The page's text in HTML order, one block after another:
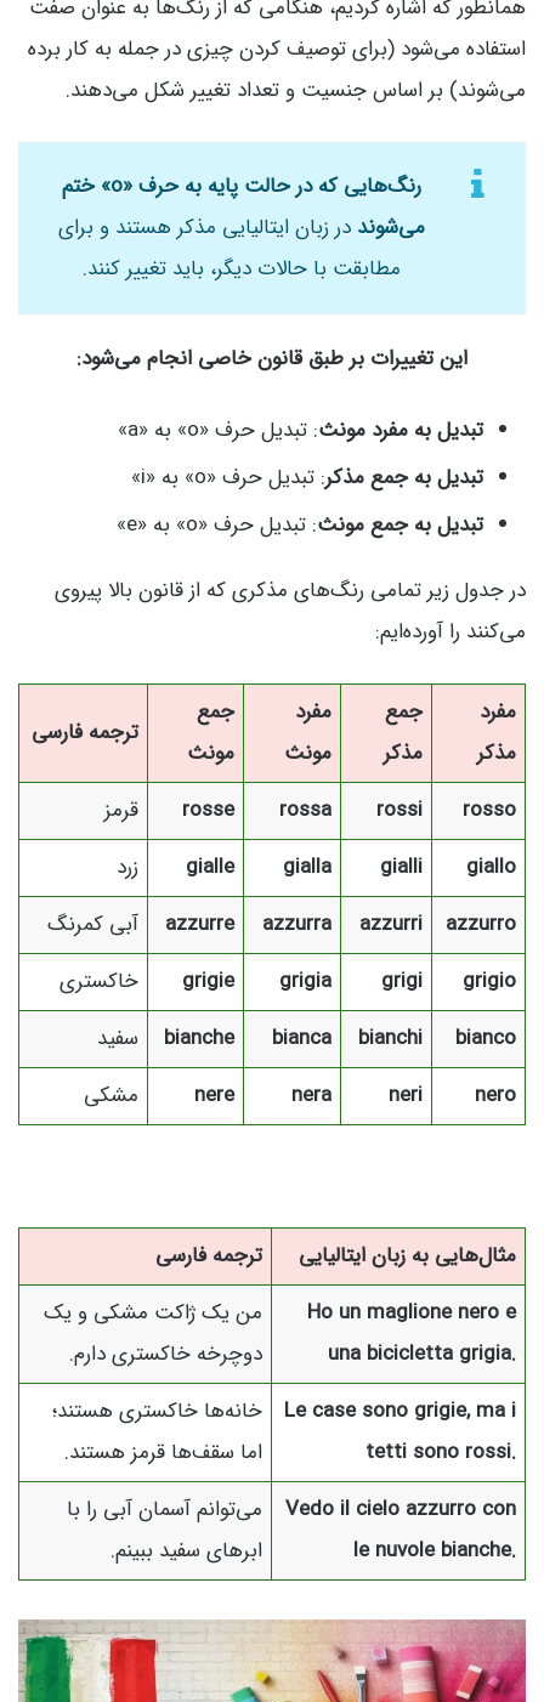
همانطور که اشاره کردیم، هنگامی که از رنگ‌ها به عنوان صفت
استفاده می‌شود (برای توصیف کردن چیزی در جمله به کار برده
می‌شوند) بر اساس جنسیت و تعداد تغییر شکل می‌دهند.
رنگ‌هایی که در حالت پایه به حرف «o» ختم
می‌شوند در زبان ایتالیایی مذکر هستند و برای
مطابقت با حالات دیگر، باید تغییر کنند.
این تغییرات بر طبق قانون خاصی انجام می‌شود:
تبدیل به مفرد مونث: تبدیل حرف «o» به «a»
تبدیل به جمع مذکر: تبدیل حرف «o» به «i»
تبدیل به جمع مونث: تبدیل حرف «o» به «e»
در جدول زیر تمامی رنگ‌های مذکری که از قانون بالا پیروی
می‌کنند را آورده‌ایم:
مفرد
مذکر
جمع
مذکر
مفرد
مونث
جمع
مونث
ترجمه فارسی
rosso
rossi
rossa
rosse
قرمز
giallo
gialli
gialla
gialle
زرد
azzurro
azzurri
azzurra
azzurre
آبی کمرنگ
grigio
grigi
grigia
grigie
خاکستری
bianco
bianchi
bianca
bianche
سفید
nero
neri
nera
nere مشکی
مثال‌هایی به زبان ایتالیایی
ترجمه فارسی
Ho un maglione nero e
una bicicletta grigia.
من یک ژاکت مشکی و یک
دوچرخه خاکستری دارم.
Le case sono grigie, ma i
tetti sono rossi.
خانه‌ها خاکستری هستند؛
اما سقف‌ها قرمز هستند.
Vedo il cielo azzurro con
le nuvole bianche.
می‌توانم آسمان آبی را با
ابرهای سفید ببینم.